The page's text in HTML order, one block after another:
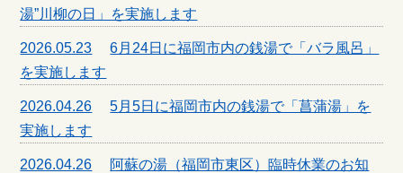
湯”川柳の日」を実施します
2026.05.23
6月24日に福岡市内の銭湯で「バラ風呂」
を実施します
2026.04.26
5月5日に福岡市内の銭湯で「菖蒲湯」を
実施します
2026.04.26
阿蘇の湯（福岡市東区）臨時休業のお知